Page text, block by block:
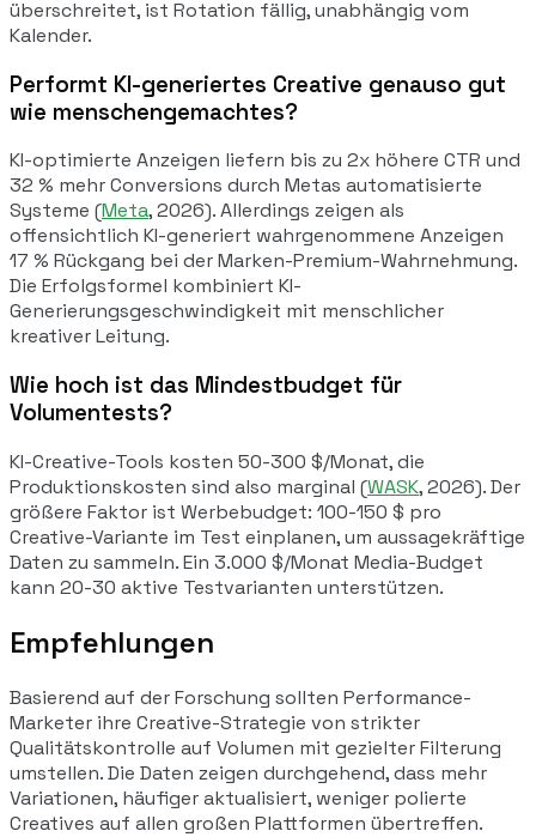
überschreitet, ist Rotation fällig, unabhängig vom
Kalender.
Performt KI-generiertes Creative genauso gut
wie menschengemachtes?
KI-optimierte Anzeigen liefern bis zu 2x höhere CTR und
32 % mehr Conversions durch Metas automatisierte
Systeme (Meta, 2026). Allerdings zeigen als
offensichtlich KI-generiert wahrgenommene Anzeigen
17 % Rückgang bei der Marken-Premium-Wahrnehmung.
Die Erfolgsformel kombiniert KI-
Generierungsgeschwindigkeit mit menschlicher
kreativer Leitung.
Wie hoch ist das Mindestbudget für
Volumentests?
KI-Creative-Tools kosten 50-300 $/Monat, die
Produktionskosten sind also marginal (WASK, 2026). Der
größere Faktor ist Werbebudget: 100-150 $ pro
Creative-Variante im Test einplanen, um aussagekräftige
Daten zu sammeln. Ein 3.000 $/Monat Media-Budget
kann 20-30 aktive Testvarianten unterstützen.
Empfehlungen
Basierend auf der Forschung sollten Performance-
Marketer ihre Creative-Strategie von strikter
Qualitätskontrolle auf Volumen mit gezielter Filterung
umstellen. Die Daten zeigen durchgehend, dass mehr
Variationen, häufiger aktualisiert, weniger polierte
Creatives auf allen großen Plattformen übertreffen.